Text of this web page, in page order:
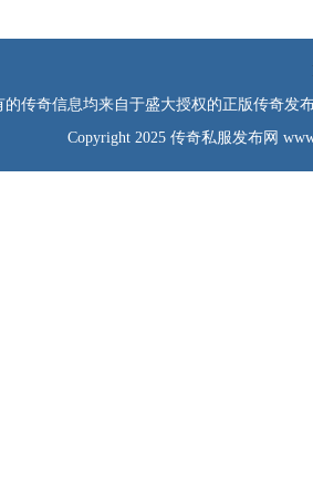
的传奇信息均来自于盛大授权的正版传奇发
Copyright 2025 传奇私服发布网